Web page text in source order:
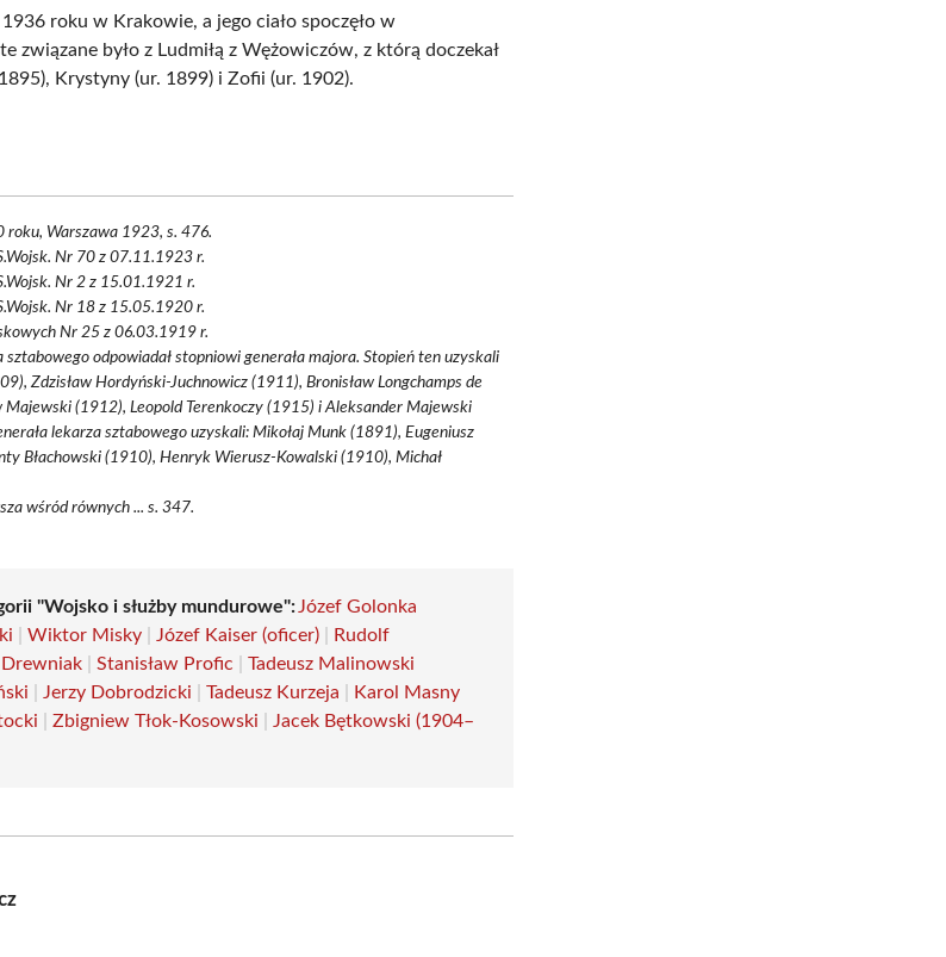
roku w Krakowie, a jego ciało spoczęło w
związane było z Ludmiłą z Wężowiczów, z którą doczekał
Krystyny (ur. 1899) i Zofii (ur. 1902).
Warszawa 1923, s. 476.
Nr 70 z 07.11.1923 r.
Nr 2 z 15.01.1921 r.
Nr 18 z 15.05.1920 r.
Nr 25 z 06.03.1919 r.
sztabowego odpowiadał stopniowi generała majora. Stopień ten uzyskali
Zdzisław Hordyński-Juchnowicz (1911), Bronisław Longchamps de
Majewski (1912), Leopold Terenkoczy (1915) i Aleksander Majewski
lekarza sztabowego uzyskali: Mikołaj Munk (1891), Eugeniusz
Błachowski (1910), Henryk Wierusz-Kowalski (1910), Michał
wśród równych ... s. 347.
"Wojsko i służby mundurowe": Józef Golonka
|Wiktor Misky Józef Kaiser (oficer)
Rudolf
|Stanisław Profic |Tadeusz Malinowski
Jerzy Dobrodzicki |Tadeusz Kurzeja
Karol Masny
|Zbigniew Tłok-Kosowski
Jacek Bętkowski (1904–